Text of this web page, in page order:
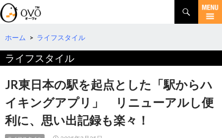
検
索
コ
テ
ツ
へ
動
ホーム > ライフスタイル
ライフスタイル
JR東日本の駅を起点とした「駅からハ
イキングアプリ」 リニューアルし便
利に、思い出記録も楽々！